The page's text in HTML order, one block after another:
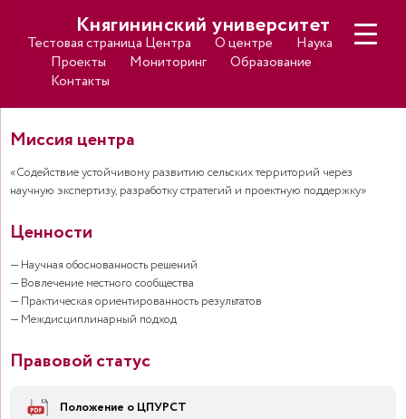
Княгининский университет
Тестовая страница Центра О центре
Наука
Проекты
Мониторинг
Образование
Контакты
Миссия центра
«Содействие устойчивому развитию сельских территорий через
научную экспертизу, разработку стратегий и проектную поддержку»
Ценности
— Научная обоснованность решений
— Вовлечение местного сообщества
— Практическая ориентированность результатов
Правовой статус
Положение о ЦПУРСТ